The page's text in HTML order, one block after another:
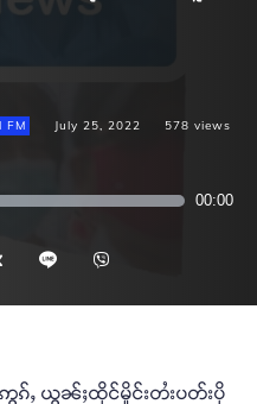
FM July 25, 2022 578 views
00:00
ႇ ယွၼ်ႈထိုင်မိူင်းတႆးပတ်းပို